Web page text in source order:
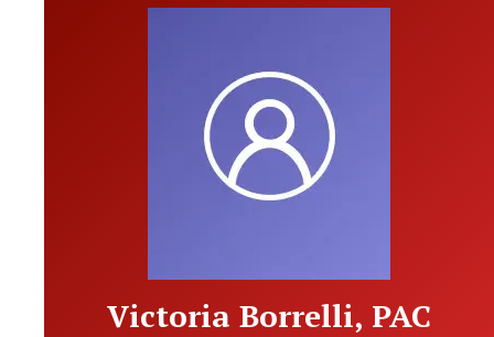
Victoria Borrelli, PAC